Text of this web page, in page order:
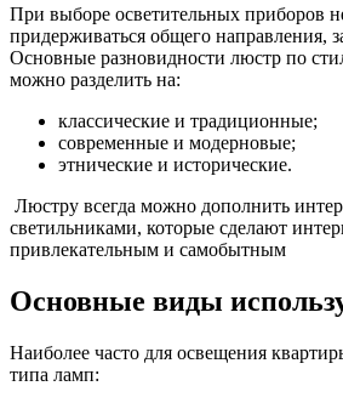
При выборе осветительных приборов
придерживаться общего направления,
Основные разновидности люстр по
можно разделить на:
классические и традиционные;
современные и модерновые;
этнические и исторические.
Люстру всегда можно дополнить
светильниками, которые сделают
привлекательным и самобытным
Основные виды
Наиболее часто для освещения
типа ламп: